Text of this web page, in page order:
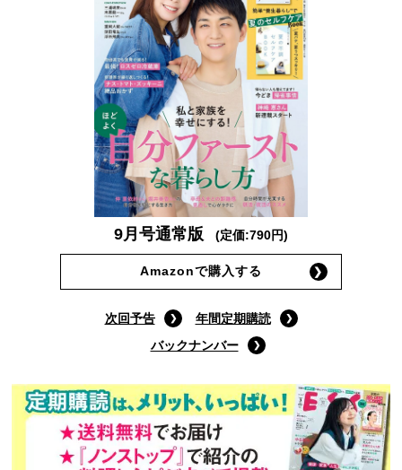
9月号通常版 (定価:790円)
Amazonで購入する
次回予告
年間定期購読
バックナンバー